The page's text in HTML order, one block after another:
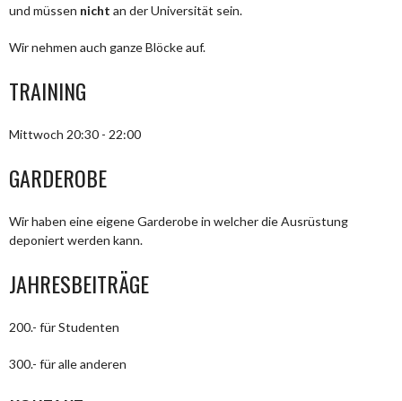
und müssen nicht an der Universität sein.
Wir nehmen auch ganze Blöcke auf.
TRAINING
Mittwoch 20:30 - 22:00
GARDEROBE
Wir haben eine eigene Garderobe in welcher die Ausrüstung
deponiert werden kann.
JAHRESBEITRÄGE
200.- für Studenten
300.- für alle anderen